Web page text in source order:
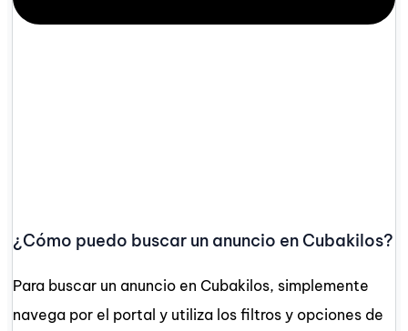
¿Cómo puedo buscar un anuncio en Cubakilos?
Para buscar un anuncio en Cubakilos, simplemente
navega por el portal y utiliza los filtros y opciones de